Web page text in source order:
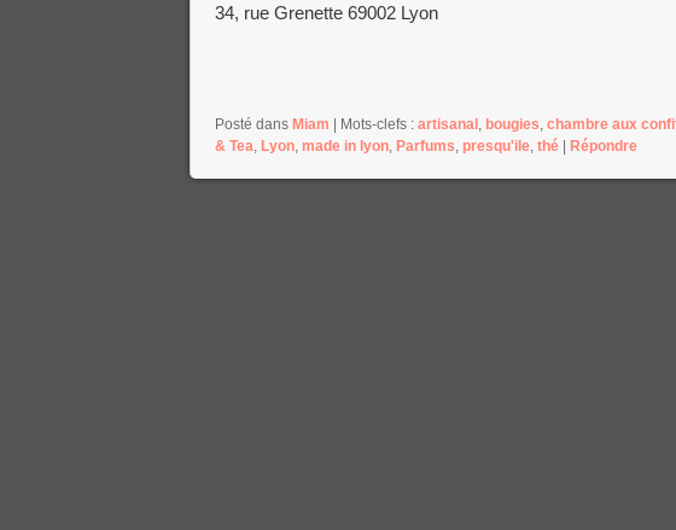
34, rue Grenette 69002 Lyon
Posté dans Miam | Mots-clefs : artisanal, bougies, chambre aux
& Tea, Lyon, made in lyon, Parfums, presqu'ile, thé | Répondre